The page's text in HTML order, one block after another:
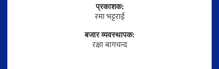
प्रकाशक:
रमा भट्टराई
बजार व्यवस्थापक:
रक्षा बागचन्द